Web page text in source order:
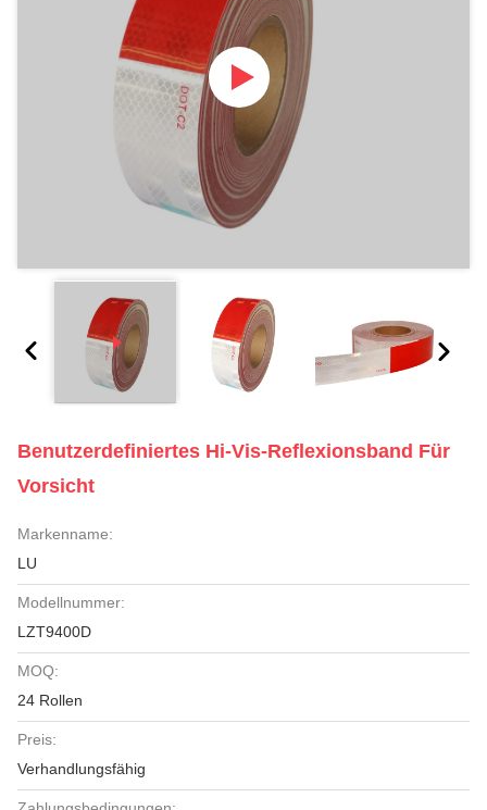
Benutzerdefiniertes Hi-Vis-Reflexionsband Für
Vorsicht
Markenname:
LU
Modellnummer:
LZT9400D
MOQ:
24 Rollen
Preis:
Verhandlungsfähig